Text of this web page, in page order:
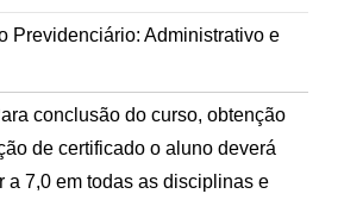
Previdenciário: Administrativo e
conclusão do curso, obtenção
de certificado o aluno deverá
a 7,0 em todas as disciplinas e